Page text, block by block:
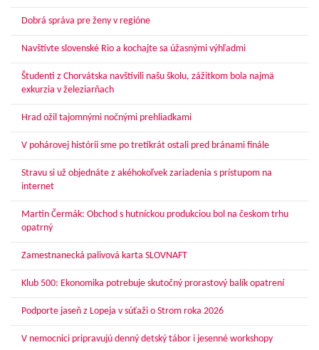
Dobrá správa pre ženy v regióne
Navštívte slovenské Rio a kochajte sa úžasnými výhľadmi
Študenti z Chorvátska navštívili našu školu, zážitkom bola najmä
exkurzia v železiarňach
Hrad ožil tajomnými nočnými prehliadkami
V pohárovej histórii sme po tretíkrát ostali pred bránami finále
Stravu si už objednáte z akéhokoľvek zariadenia s prístupom na
internet
Martin Čermák: Obchod s hutníckou produkciou bol na českom trhu
opatrný
Zamestnanecká palivová karta SLOVNAFT
Klub 500: Ekonomika potrebuje skutočný prorastový balík opatrení
Podporte jaseň z Lopeja v súťaži o Strom roka 2026
V nemocnici pripravujú denný detský tábor i jesenné workshopy